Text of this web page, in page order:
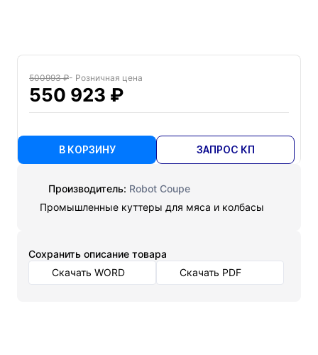
500993 ₽- Розничная цена
550 923 ₽
В КОРЗИНУ ЗАПРОС КП
Производитель: Robot Coupe
Промышленные куттеры для мяса и колбасы
Cохранить описание товара
Скачать WORD
Скачать PDF